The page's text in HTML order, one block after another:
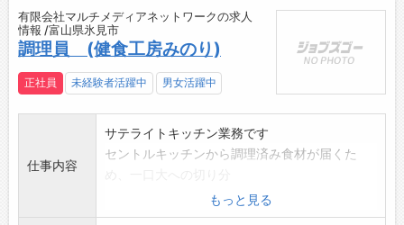
有限会社マルチメディアネットワークの求人
情報 /富山県氷見市
調理員 (健食工房みのり)
正社員 未経験者活躍中 男女活躍中
仕事内容
サテライトキッチン業務です
セントルキッチンから調理済み食材が届くた
けや食材を和えたり汁物うを作るなど調理作業
はほぼありません
もっと見る